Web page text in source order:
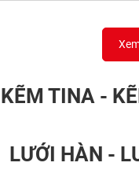
KẼM TINA -
LƯỚI HÀN -